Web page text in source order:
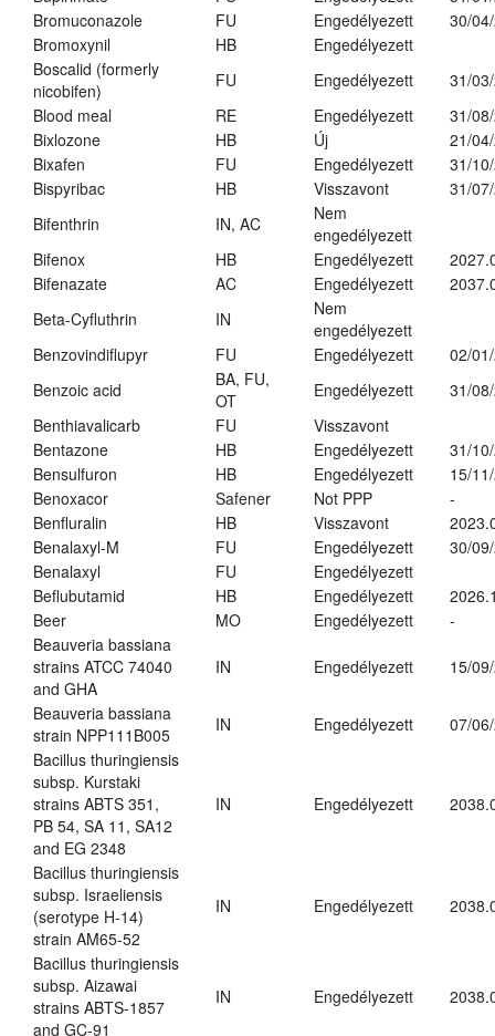
Bromuconazole
FU Engedélyezett
30/
Bromoxynil
HB
Engedélyezett
Boscalid (formerly
nicobifen)
FU Engedélyezett
31/
Blood meal
RE Engedélyezett
31/
Bixlozone
HB Új
21/
Bixafen
FU Engedélyezett
31/
Bispyribac
HB Visszavont
31/
Bifenthrin
IN, AC
Nem
engedélyezett
Bifenox
HB Engedélyezett
Bifenazate
AC Engedélyezett
Beta-Cyfluthrin
IN
Nem
engedélyezett
Benzovindiflupyr
FU Engedélyezett
02/
Benzoic acid
BA, FU,
OT
Engedélyezett
31/
Benthiavalicarb
FU
Visszavont
Bentazone
HB Engedélyezett
31/
Bensulfuron
HB Engedélyezett
15/
Benoxacor
Safener Not PPP
-
Benfluralin
HB Visszavont
Benalaxyl-M
FU Engedélyezett
30/
Benalaxyl
FU
Engedélyezett
Beflubutamid
HB Engedélyezett
Beer
MO Engedélyezett
-
Beauveria bassiana
strains ATCC 74040
and GHA
IN Engedélyezett 15/
Beauveria bassiana
strain NPP111B005
IN Engedélyezett
07/
Bacillus thuringiensis
subsp. Kurstaki
strains ABTS 351,
PB 54, SA 11, SA12
and EG 2348
IN Engedélyezett
Bacillus thuringiensis
subsp. Israeliensis
(serotype H-14)
strain AM65-52
IN Engedélyezett
Bacillus thuringiensis
subsp. Aizawai
strains ABTS-1857
and GC-91
IN Engedélyezett